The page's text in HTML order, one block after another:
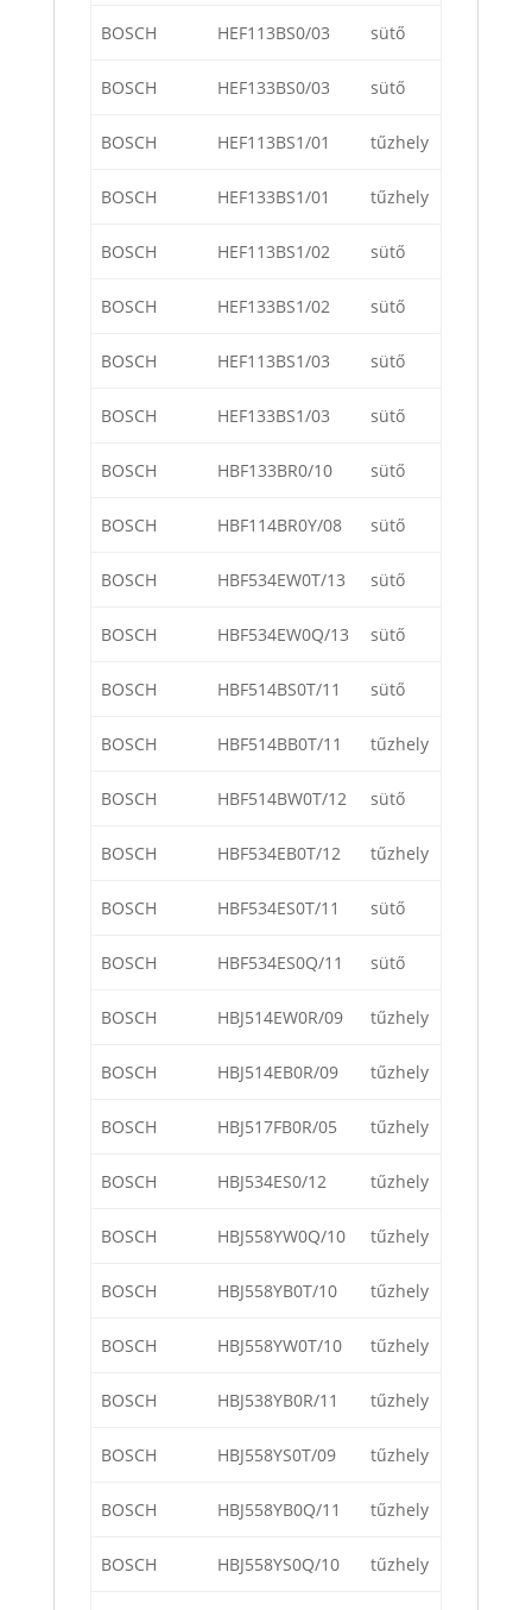
BOSCH HEF113BS0/03 sütő
BOSCH HEF133BS0/03 sütő
BOSCH HEF113BS1/01 tűzhely
BOSCH HEF133BS1/01 tűzhely
BOSCH HEF113BS1/02 sütő
BOSCH HEF133BS1/02 sütő
BOSCH HEF113BS1/03 sütő
BOSCH HEF133BS1/03 sütő
BOSCH HBF133BR0/10 sütő
BOSCH HBF114BR0Y/08 sütő
BOSCH HBF534EW0T/13 sütő
BOSCH HBF534EW0Q/13 sütő
BOSCH HBF514BS0T/11 sütő
BOSCH HBF514BB0T/11 tűzhely
BOSCH HBF514BW0T/12 sütő
BOSCH HBF534EB0T/12 tűzhely
BOSCH HBF534ES0T/11 sütő
BOSCH HBF534ES0Q/11 sütő
BOSCH HBJ514EW0R/09 tűzhely
BOSCH HBJ514EB0R/09 tűzhely
BOSCH HBJ517FB0R/05 tűzhely
BOSCH HBJ534ES0/12 tűzhely
BOSCH HBJ558YW0Q/10 tűzhely
BOSCH HBJ558YB0T/10 tűzhely
BOSCH HBJ558YW0T/10 tűzhely
BOSCH HBJ538YB0R/11 tűzhely
BOSCH HBJ558YS0T/09 tűzhely
BOSCH HBJ558YB0Q/11 tűzhely
BOSCH HBJ558YS0Q/10 tűzhely